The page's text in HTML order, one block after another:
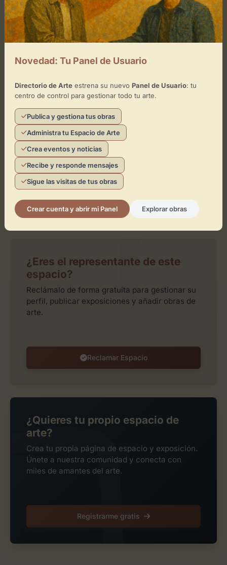
Cómo llegar
Trinta
×
+
−
Leaflet| ©OpenStreetMapcontributors
Toca el mapa para interactuar
Activar Mapa
¿Eres el representante de este
espacio?
Reclámalo de forma gratuita para gestionar su
perfil, publicar exposiciones y añadir obras de
arte.
Reclamar Espacio
¿Quieres tu propio espacio de
arte?
Crea tu propia página de espacio y exposición.
Únete a nuestra comunidad y conecta con
miles de amantes del arte.
Registrarme gratis
Novedad: Tu Panel de Usuario
Directorio de Arteestrena su nuevo Panel de Usuario: tu
centro de control para gestionar todo tu arte.
Publica y gestiona tus obras
Administra tu Espacio de Arte
Crea eventos y noticias
Recibe y responde mensajes
Sigue las visitas de tus obras
Crear cuenta y abrir mi Panel Explorar obras